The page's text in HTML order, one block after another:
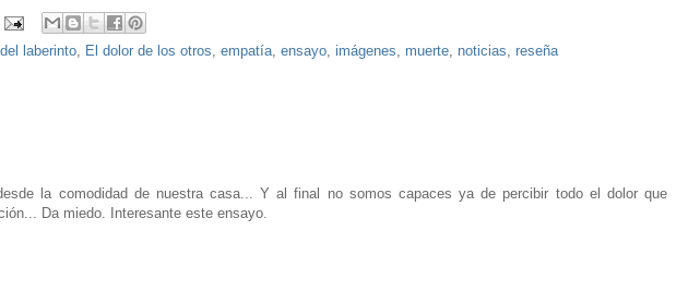
laberinto, El dolor de los otros, empatía, ensayo, imágenes, muerte, noticias, reseña
la comodidad de nuestra casa... Y al final no somos capaces ya de percibir todo el dolor que
Da miedo. Interesante este ensayo.